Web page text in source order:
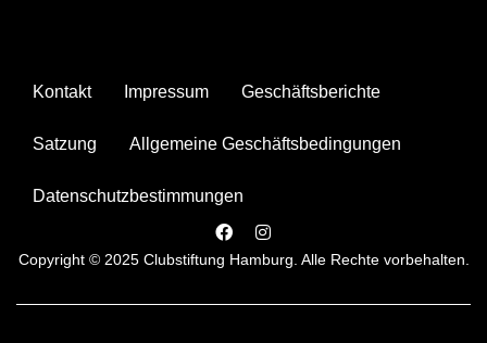
Kontakt Impressum Geschäftsberichte
Satzung Allgemeine Geschäftsbedingungen
Datenschutzbestimmungen
Copyright © 2025 Clubstiftung Hamburg. Alle Rechte vorbehalten.